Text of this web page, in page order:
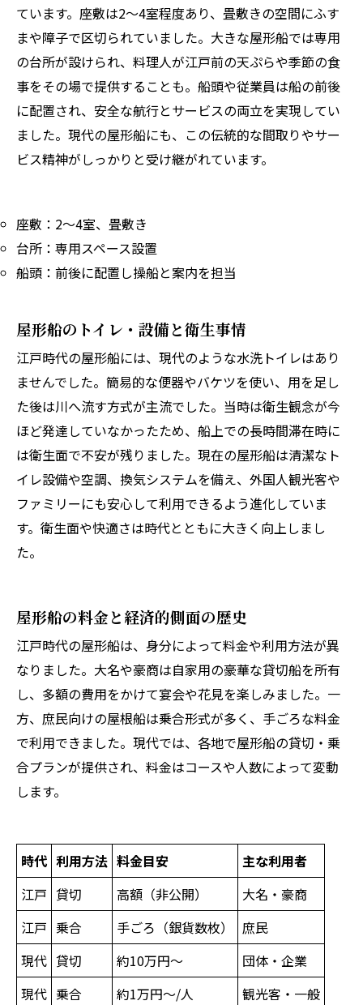
ています。座敷は2〜4室程度あり、畳敷きの空間にふす
まや障子で区切られていました。大きな屋形船では専用
の台所が設けられ、料理人が江戸前の天ぷらや季節の食
事をその場で提供することも。船頭や従業員は船の前後
に配置され、安全な航行とサービスの両立を実現してい
ました。現代の屋形船にも、この伝統的な間取りやサー
ビス精神がしっかりと受け継がれています。
座敷：2〜4室、畳敷き
台所：専用スペース設置
船頭：前後に配置し操船と案内を担当
屋形船のトイレ・設備と衛生事情
江戸時代の屋形船には、現代のような水洗トイレはあり
ませんでした。簡易的な便器やバケツを使い、用を足し
た後は川へ流す方式が主流でした。当時は衛生観念が今
ほど発達していなかったため、船上での長時間滞在時に
は衛生面で不安が残りました。現在の屋形船は清潔なト
イレ設備や空調、換気システムを備え、外国人観光客や
ファミリーにも安心して利用できるよう進化していま
す。衛生面や快適さは時代とともに大きく向上しまし
た。
屋形船の料金と経済的側面の歴史
江戸時代の屋形船は、身分によって料金や利用方法が異
なりました。大名や豪商は自家用の豪華な貸切船を所有
し、多額の費用をかけて宴会や花見を楽しみました。一
方、庶民向けの屋根船は乗合形式が多く、手ごろな料金
で利用できました。現代では、各地で屋形船の貸切・乗
合プランが提供され、料金はコースや人数によって変動
します。
時代 利用方法 料金目安
主な利用者
江戸 貸切 高額（非公開）
大名・豪商
江戸 乗合 手ごろ（銀貨数枚）
庶民
現代 貸切 約10万円〜
団体・企業
現代 乗合 約1万円〜/人 観光客・一般